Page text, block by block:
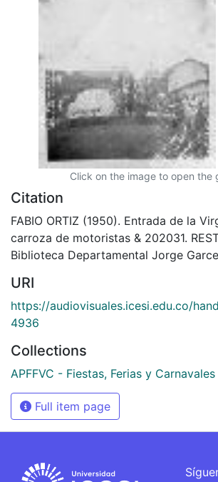
Click on the image to open the
Citation
FABIO ORTIZ (1950). Entrada de la
carroza de motoristas & 202031.
Biblioteca Departamental Jorge
URI
https://audiovisuales.icesi.edu.co/
4936
Collections
APFFVC - Fiestas, Ferias y
Full item page